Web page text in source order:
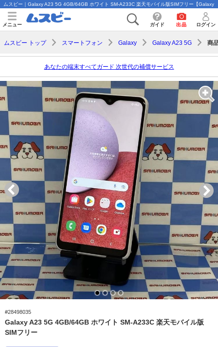
ムスビー｜Galaxy A23 5G 4GB/64GB ホワイト SM-A233C 楽天モバイル版SIMフリー【Galaxy
メニュー ガイド 出品 ログイン
ムスビー トップ スマートフォン Galaxy Galaxy A23 5G 商
あなたの端末すべてガード 次世代の補償サービス
#28498035
Galaxy A23 5G 4GB/64GB ホワイト SM-A233C 楽天モバイル版
SIMフリー